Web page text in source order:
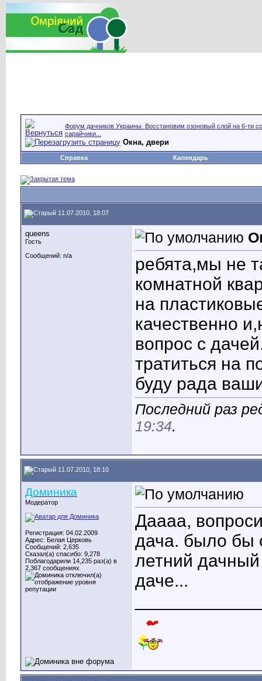
Форум дачников Украины. Восстановим озоновый слой на 6-ти
сарайчики...
Окна, двери
Справка Календарь
11.07.2010, 18:07
queens
Гость
Сообщений: n/a
ребята,мы не
комнатной
на
качественно
вопрос с
тратиться на
буду рада
Последний раз
19:34.
11.07.2010, 18:10
Доминика
Модератор
Регистрация: 04.02.2009
Адрес: Белая Церковь
Сообщений: 2,635
Сказал(а) спасибо: 9,278
Поблагодарили 14,235 раз(а) в
2,367 сообщениях
Даааа,
дача. было бы
летний
даче...